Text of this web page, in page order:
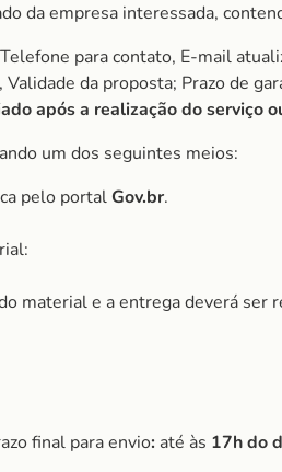
da empresa interessada,
para contato, E-mail
da proposta; Prazo de
após a realização do serviço
um dos seguintes meios:
pelo portalGov.br.
material e a entrega deverá ser
final para envio: até às 17h do